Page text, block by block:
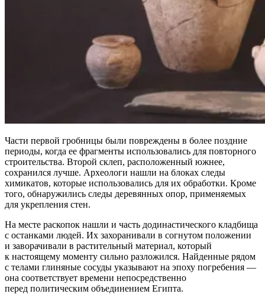
Части первой гробницы были повреждены в более поздние
периоды, когда ее фрагменты использовались для повторного
строительства. Второй склеп, расположенный южнее,
сохранился лучше. Археологи нашли на блоках следы
химикатов, которые использовались для их обработки. Кроме
того, обнаружились следы деревянных опор, применяемых
для укрепления стен.
На месте раскопок нашли и часть додинастического кладбища
с останками людей. Их захоранивали в согнутом положении
и заворачивали в растительный материал, который
к настоящему моменту сильно разложился. Найденные рядом
с телами глиняные сосуды указывают на эпоху погребения —
она соответствует времени непосредственно
перед политическим объединением Египта.